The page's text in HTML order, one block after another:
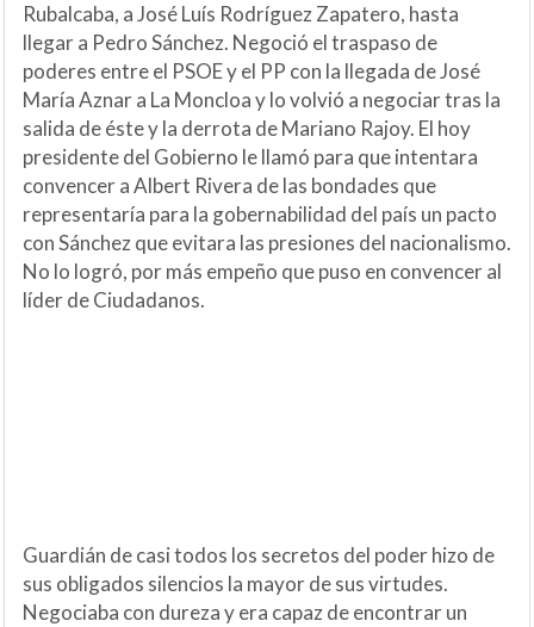
Rubalcaba, a José Luís Rodríguez Zapatero, hasta
llegar a Pedro Sánchez. Negoció el traspaso de
poderes entre el PSOE y el PP con la llegada de José
María Aznar a La Moncloa y lo volvió a negociar tras la
salida de éste y la derrota de Mariano Rajoy. El hoy
presidente del Gobierno le llamó para que intentara
convencer a Albert Rivera de las bondades que
representaría para la gobernabilidad del país un pacto
con Sánchez que evitara las presiones del nacionalismo.
No lo logró, por más empeño que puso en convencer al
líder de Ciudadanos.
Guardián de casi todos los secretos del poder hizo de
sus obligados silencios la mayor de sus virtudes.
Negociaba con dureza y era capaz de encontrar un